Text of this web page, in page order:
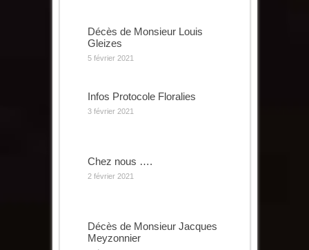
Décès de Monsieur Louis
Gleizes
5 février 2021
Infos Protocole Floralies
3 février 2021
Chez nous ….
2 février 2021
Décès de Monsieur Jacques
Meyzonnier